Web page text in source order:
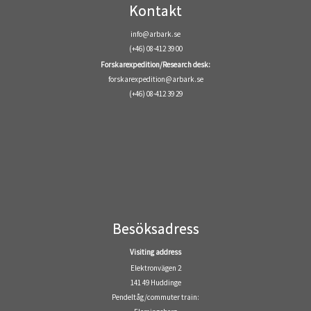
Kontakt
info@arbark.se
(+46) 08-412 39 00
Forskarexpedition/Research desk:
forskarexpedition@arbark.se
(+46) 08-412 39 29
Besöksadress
Visiting address
Elektronvägen 2
141 49 Huddinge
Pendeltåg/commuter train: